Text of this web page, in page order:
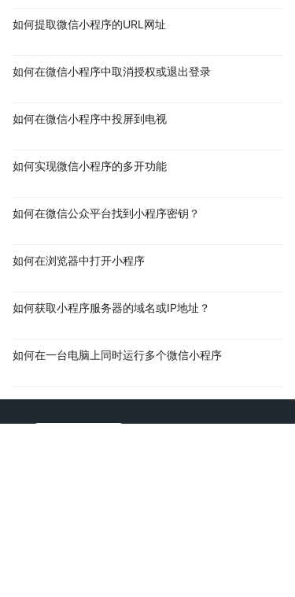
如何提取微信小程序的URL网址
如何在微信小程序中取消授权或退出登录
如何在微信小程序中投屏到电视
如何实现微信小程序的多开功能
如何在微信公众平台找到小程序密钥？
如何在浏览器中打开小程序
如何获取小程序服务器的域名或IP地址？
如何在一台电脑上同时运行多个微信小程序